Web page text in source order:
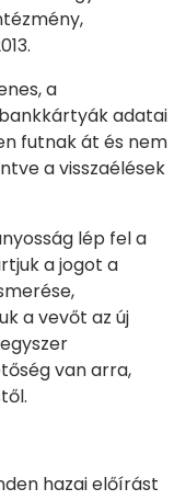
a
adatai
futnak át és nem
a visszaélések
lép fel a
a jogot a
a vevőt az új
van arra,
hazai előírást